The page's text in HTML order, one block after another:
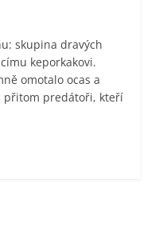
skupina dravých
keporkakovi.
omotalo ocas a
přitom predátoři, kteří